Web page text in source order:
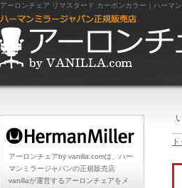
アーロンチェア リマスタード カーボンカラー｜ハーマ
アーロンチェアby vanilla.comは、ハー
マンミラージャパンの正規販売店
vanillaが運営するアーロンチェアをメ